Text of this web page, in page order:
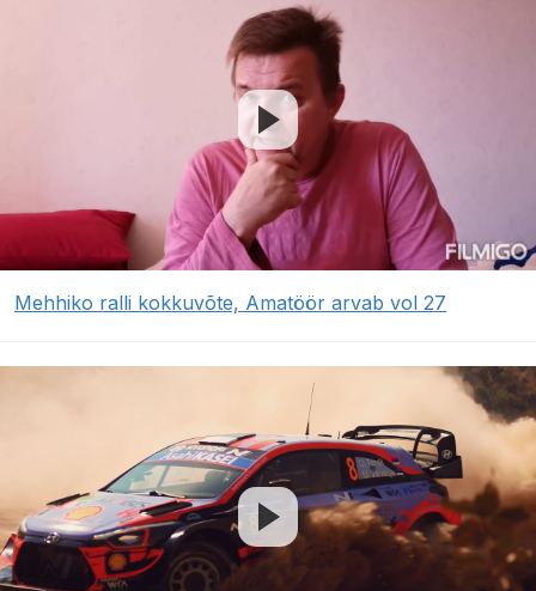
Mehhiko ralli kokkuvõte, Amatöör arvab vol 27